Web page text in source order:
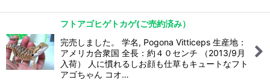
フトアゴヒゲトカゲ(ご売約済み）
完売しました。 学名, Pogona Vitticeps 生産地：
アメリカ合衆国 全長：約４０センチ （2013/9月
入荷） 人に慣れるしお顔も仕草もキュートなフト
アゴちゃん コオ…